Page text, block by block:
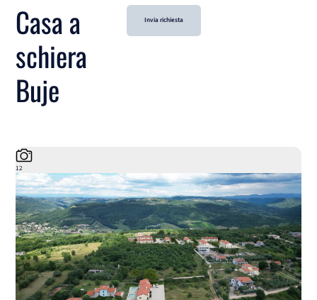
Casa a
schiera
Buje
Invia richiesta
12